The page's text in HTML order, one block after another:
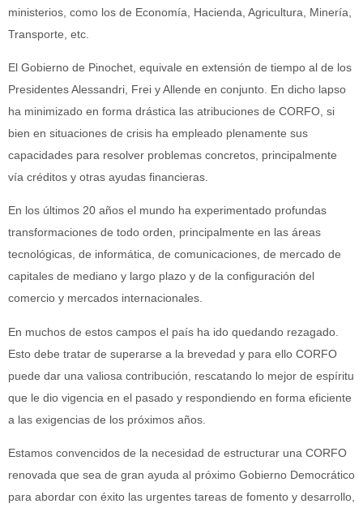
ministerios, como los de Economía, Hacienda, Agricultura, Minería,
Transporte, etc.
El Gobierno de Pinochet, equivale en extensión de tiempo al de los
Presidentes Alessandri, Frei y Allende en conjunto. En dicho lapso
ha minimizado en forma drástica las atribuciones de CORFO, si
bien en situaciones de crisis ha empleado plenamente sus
capacidades para resolver problemas concretos, principalmente
vía créditos y otras ayudas financieras.
En los últimos 20 años el mundo ha experimentado profundas
transformaciones de todo orden, principalmente en las áreas
tecnológicas, de informática, de comunicaciones, de mercado de
capitales de mediano y largo plazo y de la configuración del
comercio y mercados internacionales.
En muchos de estos campos el país ha ido quedando rezagado.
Esto debe tratar de superarse a la brevedad y para ello CORFO
puede dar una valiosa contribución, rescatando lo mejor de espíritu
que le dio vigencia en el pasado y respondiendo en forma eficiente
a las exigencias de los próximos años.
Estamos convencidos de la necesidad de estructurar una CORFO
renovada que sea de gran ayuda al próximo Gobierno Democrático
para abordar con éxito las urgentes tareas de fomento y desarrollo,